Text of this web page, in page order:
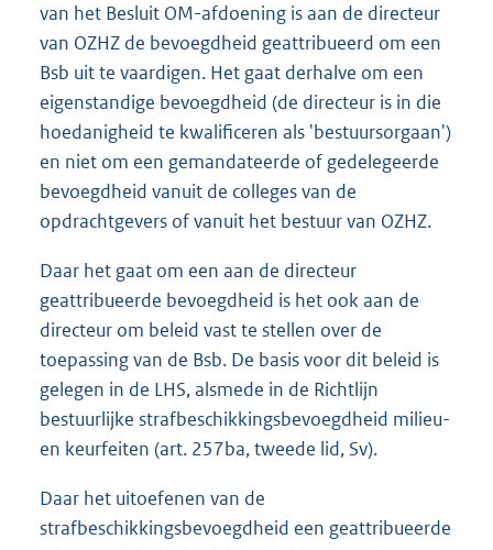
van het Besluit OM-afdoening is aan de directeur
van OZHZ de bevoegdheid geattribueerd om een
Bsb uit te vaardigen. Het gaat derhalve om een
eigenstandige bevoegdheid (de directeur is in die
hoedanigheid te kwalificeren als 'bestuursorgaan')
en niet om een gemandateerde of gedelegeerde
bevoegdheid vanuit de colleges van de
opdrachtgevers of vanuit het bestuur van OZHZ.
Daar het gaat om een aan de directeur
geattribueerde bevoegdheid is het ook aan de
directeur om beleid vast te stellen over de
toepassing van de Bsb. De basis voor dit beleid is
gelegen in de LHS, alsmede in de Richtlijn
bestuurlijke strafbeschikkingsbevoegdheid milieu-
en keurfeiten (art. 257ba, tweede lid, Sv).
Daar het uitoefenen van de
strafbeschikkingsbevoegdheid een geattribueerde